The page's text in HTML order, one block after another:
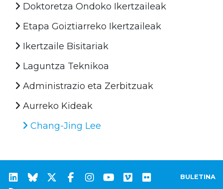
Doktoretza Ondoko Ikertzaileak
Etapa Goiztiarreko Ikertzaileak
Ikertzaile Bisitariak
Laguntza Teknikoa
Administrazio eta Zerbitzuak
Aurreko Kideak
Chang-Jing Lee
BULETINA